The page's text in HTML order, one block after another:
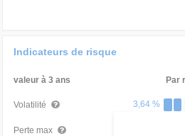
Indicateurs de risque
valeur à 3 ans Par
Volatilité 3,64 %
Perte max